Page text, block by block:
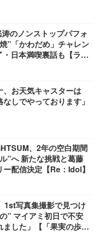
のノンストップパフォ
”「かわだめ」チャレン
日本満喫裏話も【ライ
、お天気キャスターは
なしでやっております」
、2年の空白期間
”へ 新たな挑戦と葛藤
配信決定【Re：Idol】
1st写真集撮影で見つけ
” マイアミ初日で不安
した」【「果実の歩